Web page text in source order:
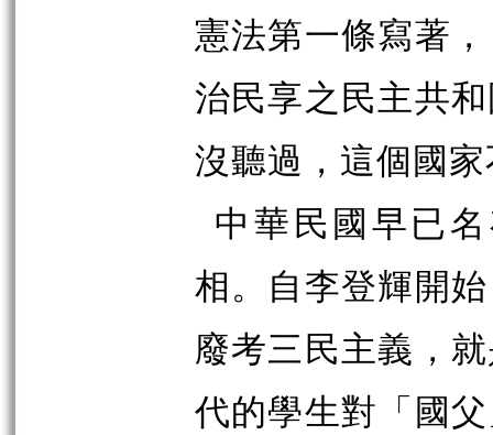
憲法第一條寫著
治民享之民主共
沒聽過，這個國
中華民國早已
相。自李登輝開
廢考三民主義，
代的學生對「國